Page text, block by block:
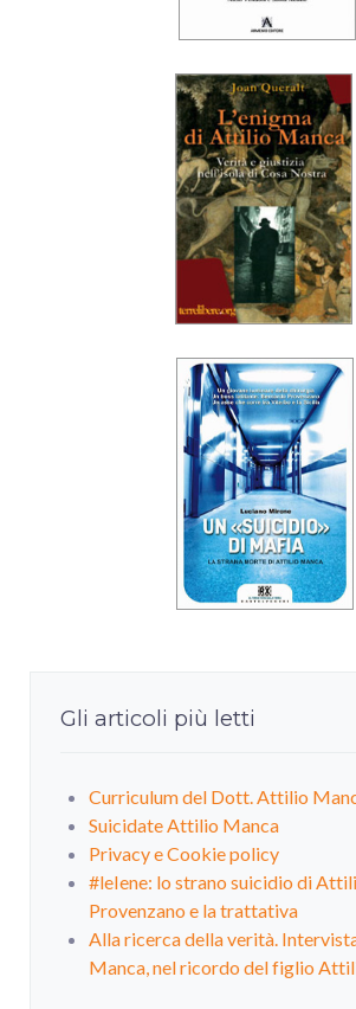
Gli articoli più letti
Curriculum del Dott. Attilio
Suicidate Attilio Manca
Privacy e Cookie policy
#leIene: lo strano suicidio di
Provenzano e la trattativa
Alla ricerca della verità.
Manca, nel ricordo del figlio